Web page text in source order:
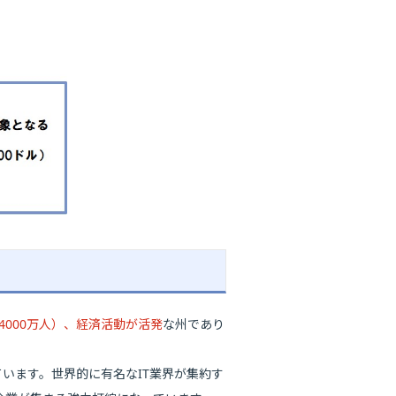
万人）、経済活動が活発な州であり
ます。世界的に有名なIT業界が集約す